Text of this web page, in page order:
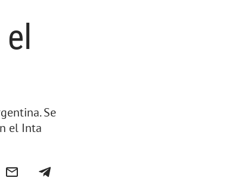
Se
el Inta